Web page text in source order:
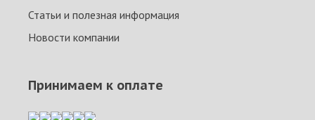
Статьи и полезная информация
Новости компании
Принимаем к оплате